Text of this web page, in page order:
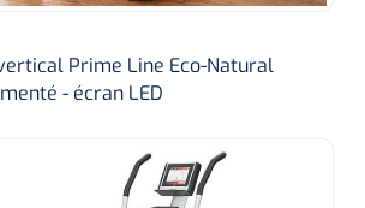
avec interface transparente
Prime Line Eco-Natural
- écran LED